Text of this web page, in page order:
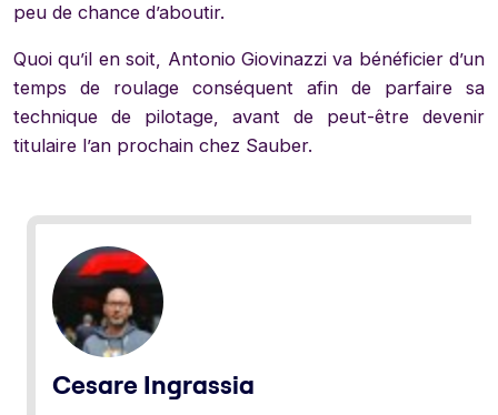
peu de chance d’aboutir.
Quoi qu’il en soit, Antonio Giovinazzi va bénéficier d’un
temps de roulage conséquent afin de parfaire sa
technique de pilotage, avant de peut-être devenir
titulaire l’an prochain chez Sauber.
Cesare Ingrassia